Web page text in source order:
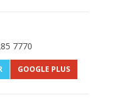
7770
GOOGLE PLUS